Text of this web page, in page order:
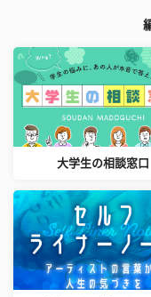
大学生の相談窓口